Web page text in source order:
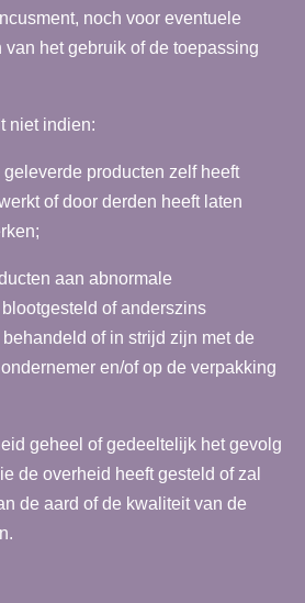
noch voor eventuele
het gebruik of de toepassing
indien:
producten zelf heeft
of door derden heeft laten
aan abnormale
of anderszins
of in strijd zijn met de
en/of op de verpakking
geheel of gedeeltelijk het gevolg
de overheid heeft gesteld of zal
de aard of de kwaliteit van de